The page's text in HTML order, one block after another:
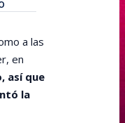
a las
en
así que
la